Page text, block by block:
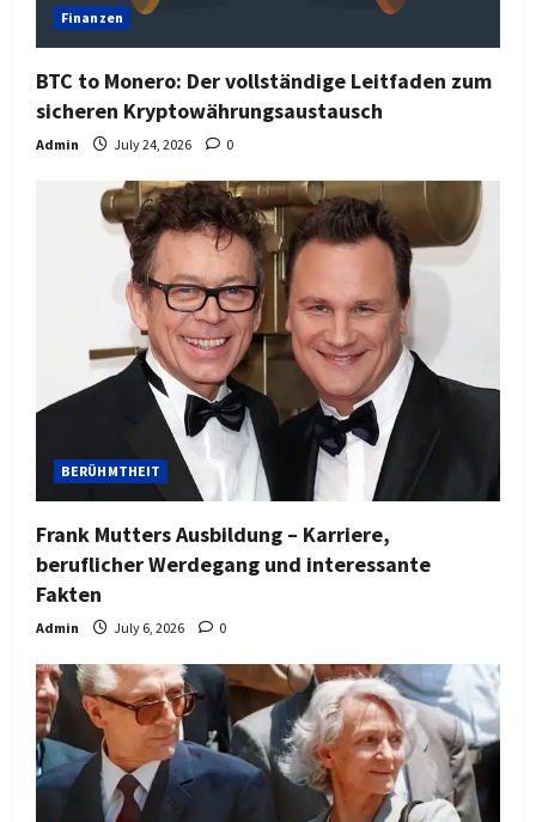
Finanzen
BTC to Monero: Der vollständige Leitfaden zum
sicheren Kryptowährungsaustausch
Admin July 24, 2026 0
BERÜHMTHEIT
Frank Mutters Ausbildung – Karriere,
beruflicher Werdegang und interessante
Fakten
Admin July 6, 2026 0